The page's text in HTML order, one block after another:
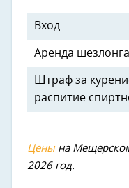
Вход
Аренда шезлонга
Штраф за
распитие
Ценына
2026 год.